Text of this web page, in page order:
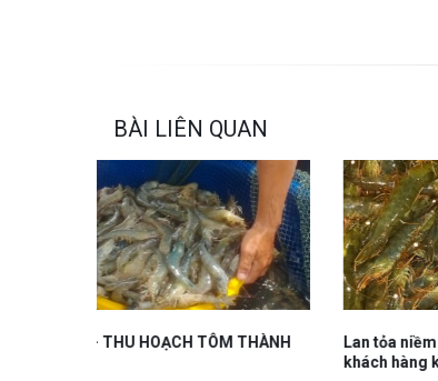
BÀI LIÊN QUAN
Lan tỏa niềm vui tại tỉnh Sóc Trăng đến